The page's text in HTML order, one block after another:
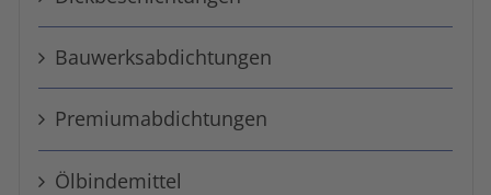
Bauwerks­abdichtungen
Premium­ab­dichtungen
Öl­binde­mittel